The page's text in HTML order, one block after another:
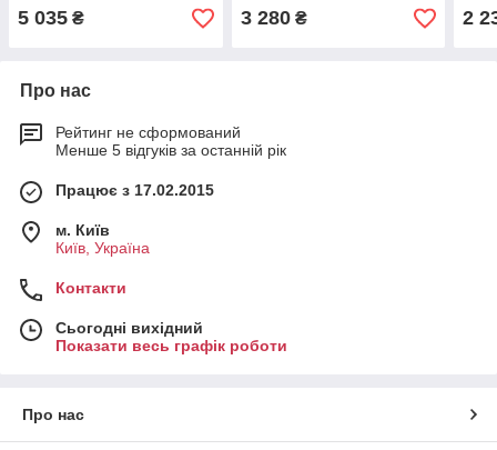
5 035 ₴ 3 280₴ 2
Про нас
Рейтинг не сформований
Менше 5 відгуків за останній рік
Працює з 17.02.2015
м. Київ
Київ, Україна
Контакти
Сьогодні вихідний
Показати весь графік роботи
Про нас